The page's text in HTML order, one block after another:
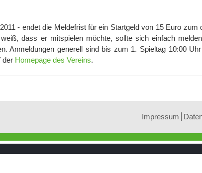
- endet die Meldefrist für ein Startgeld von 15 Euro zum
dass er mitspielen möchte, sollte sich einfach
Anmeldungen generell sind bis zum 1. Spieltag 10:00
der Homepage des Vereins.
Impressum